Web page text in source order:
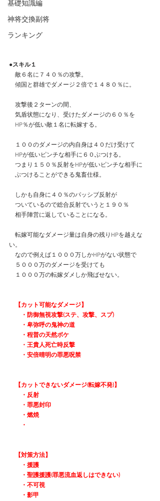
基礎知識編
神将交換副将
ランキング
●スキル１
敵６名に７４０％の攻撃。
傾国と群雄でダメージ２倍で１４８０％に。
攻撃後２ターンの間、
気盾状態になり、受けたダメージの６０％を
HP％が低い敵１名に転嫁する。
１００のダメージの内自身は４０だけ受けて
HPが低いピンチな相手に６０ぶつける。
つまり１５０％反射をHPが低いピンチな相手に
ぶつけることができる鬼畜仕様。
しかも自身に４０％のパッシブ反射が
ついているので総合反射でいうと１９０％
相手陣営に返していることになる。
転嫁可能なダメージ量は自身の残りHPを越えな
い。
なので例えば１０００万しかHPがない状態で
５０００万のダメージを受けても
１０００万の転嫁ダメしか飛ばせない。
【カット可能なダメージ】
・防御無視攻撃(ステ、攻撃、スプ)
・卑弥呼の鬼神の道
・程普の天然ボケ
・王貴人死亡時反撃
・安倍晴明の罪悪呪禁
【カットできないダメージ(転嫁不発)】
・反射
・罪悪封印
・燃焼
・
【対策方法】
・援護
・聖護援護(罪悪流血返しはできない)
・不可視
・影甲